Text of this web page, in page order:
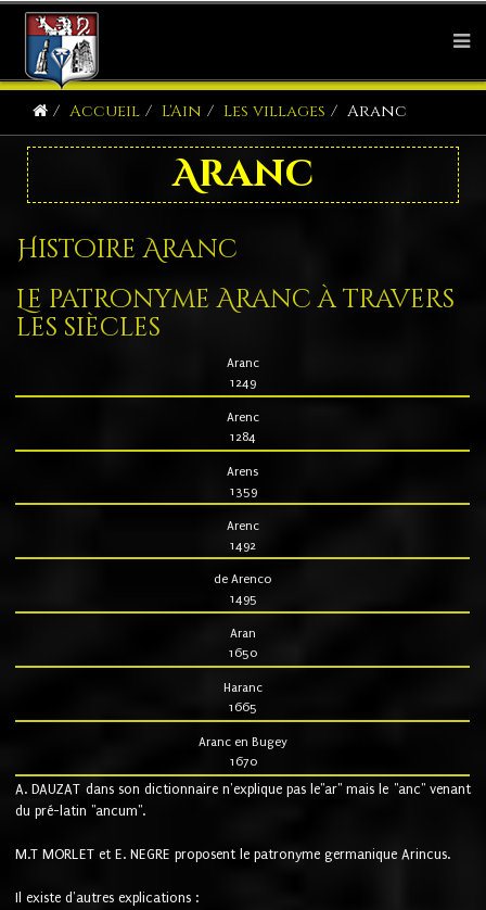
Accueil L'Ain Les villages Aranc
Aranc
Histoire Aranc
Le patronyme Aranc à travers
les siècles
Aranc
1249
Arenc
1284
Arens
1359
Arenc
1492
de Arenco
1495
Aran
1650
Haranc
1665
Aranc en Bugey
1670
A. DAUZAT dans son dictionnaire n'explique pas le"ar" mais le "anc" venant
du pré-latin "ancum".
M.T MORLET et E. NEGRE proposent le patronyme germanique Arincus.
Il existe d'autres explications :